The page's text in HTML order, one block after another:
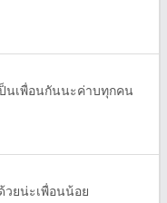
นเพื่อนกันนะค่าบทุกคน
วยน่ะเพื่อนน้อย